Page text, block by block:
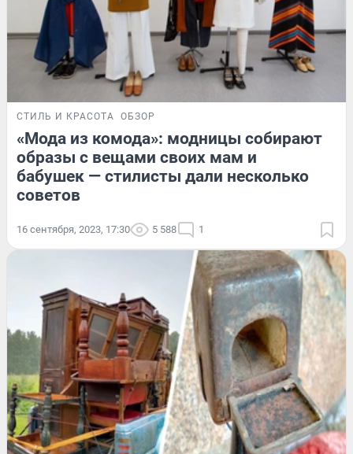
СТИЛЬ И КРАСОТА ОБЗОР
«Мода из комода»: модницы собирают
образы с вещами своих мам и
бабушек — стилисты дали несколько
советов
16 сентября, 2023, 17:30 5 588 1